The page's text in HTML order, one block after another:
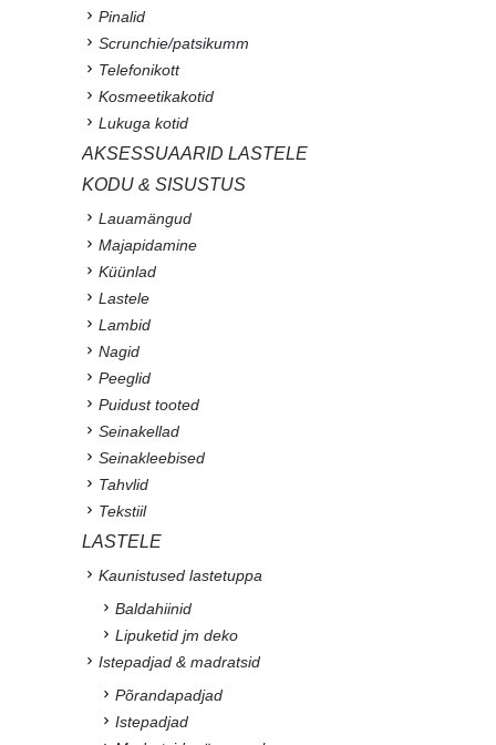
Pinalid
Scrunchie/patsikumm
Telefonikott
Kosmeetikakotid
Lukuga kotid
AKSESSUAARID LASTELE
KODU & SISUSTUS
Lauamängud
Majapidamine
Küünlad
Lastele
Lambid
Nagid
Peeglid
Puidust tooted
Seinakellad
Seinakleebised
Tahvlid
Tekstiil
LASTELE
Kaunistused lastetuppa
Baldahiinid
Lipuketid jm deko
Istepadjad & madratsid
Põrandapadjad
Istepadjad